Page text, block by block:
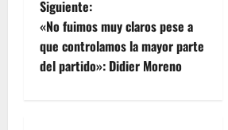
Siguiente:
«No fuimos muy claros pese a
que controlamos la mayor parte
del partido»: Didier Moreno